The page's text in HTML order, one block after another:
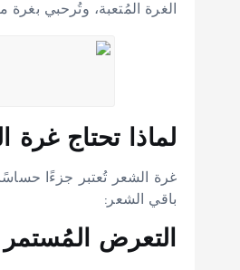
الغرة المُتعبة، وتُرحبي
لماذا تحتاج
غرة الشعر تُعتبر جزءًا
باقي الشعر:
التعرض